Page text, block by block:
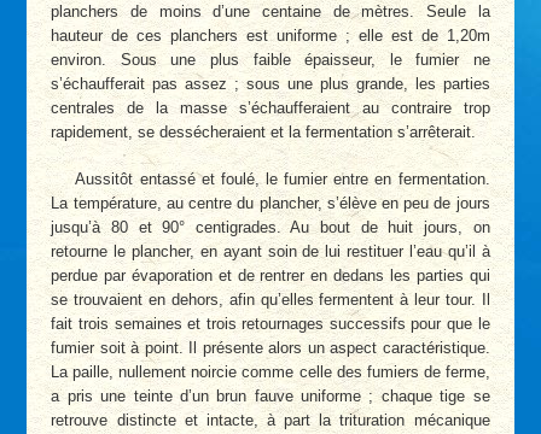
planchers de moins d’une centaine de mètres. Seule la
hauteur de ces planchers est uniforme ; elle est de 1,20m
environ. Sous une plus faible épaisseur, le fumier ne
s’échaufferait pas assez ; sous une plus grande, les parties
centrales de la masse s’échaufferaient au contraire trop
rapidement, se dessécheraient et la fermentation s’arrêterait.
Aussitôt entassé et foulé, le fumier entre en fermentation.
La température, au centre du plancher, s’élève en peu de jours
jusqu’à 80 et 90° centigrades. Au bout de huit jours, on
retourne le plancher, en ayant soin de lui restituer l’eau qu’il à
perdue par évaporation et de rentrer en dedans les parties qui
se trouvaient en dehors, afin qu’elles fermentent à leur tour. Il
fait trois semaines et trois retournages successifs pour que le
fumier soit à point. Il présente alors un aspect caractéristique.
La paille, nullement noircie comme celle des fumiers de ferme,
a pris une teinte d’un brun fauve uniforme ; chaque tige se
retrouve distincte et intacte, à part la trituration mécanique